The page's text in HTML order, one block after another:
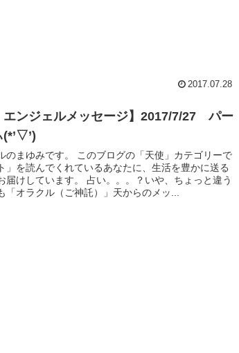
2017.07.28
エンジェルメッセージ】2017/7/27 パー
のまゆみです。 このブログの「天使」カテゴリーで
」を読んでくれているあなたに、生活を豊かに送る
届けしています。 占い。。。？いや、ちょっと違う
「オラクル（ご神託）」天からのメッ...